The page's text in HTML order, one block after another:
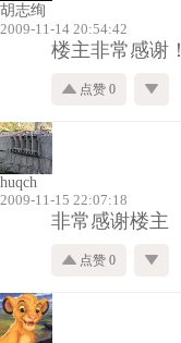
胡志绚
2009-11-14 20:54:42
楼主非常感谢！
点赞 0
huqch
2009-11-15 22:07:18
非常感谢楼主
点赞 0